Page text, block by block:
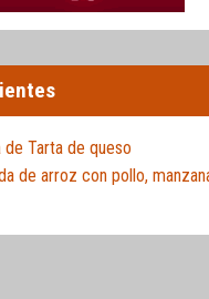
de Tarta de queso
de arroz con pollo,